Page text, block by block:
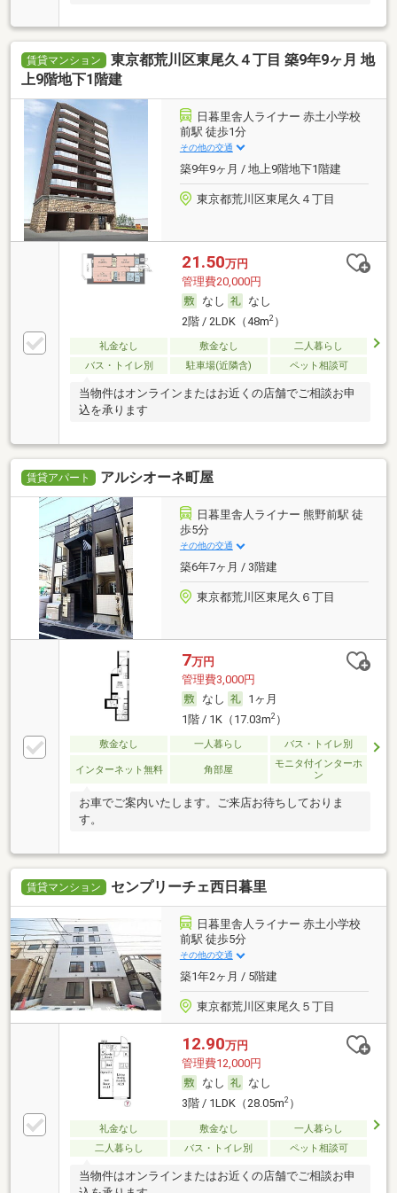
賃貸マンション
東京都荒川区東尾久４丁目 築9年9ヶ月 地
上9階地下1階建
日暮里舎人ライナー 赤土小学校
前駅 徒歩1分
その他の交通
築9年9ヶ月 / 地上9階地下1階建
東京都荒川区東尾久４丁目
21.50万円
管理費20,000円
なし
なし
2階 / 2LDK（48m2）
礼金なし 敷金なし
二人暮らし
バス・トイレ別
駐車場(近隣含) ペット相談可
当物件はオンラインまたはお近くの店舗でご相談お申
込を承ります
賃貸アパート アルシオーネ町屋
日暮里舎人ライナー 熊野前駅 徒
歩5分
その他の交通
築6年7ヶ月 / 3階建
東京都荒川区東尾久６丁目
7万円
管理費3,000円
なし
1ヶ月
1階 / 1K（17.03m2）
敷金なし 一人暮らし バス・トイレ別
インターネット無料 角部屋
モニタ付インターホ
ン
お車でご案内いたします。ご来店お待ちしておりま
す。
賃貸マンション センプリーチェ西日暮里
日暮里舎人ライナー 赤土小学校
前駅 徒歩5分
その他の交通
築1年2ヶ月 / 5階建
東京都荒川区東尾久５丁目
12.90万円
管理費12,000円
なし
なし
3階 / 1LDK（28.05m2）
礼金なし 敷金なし
一人暮らし
二人暮らし
バス・トイレ別 ペット相談可
当物件はオンラインまたはお近くの店舗でご相談お申